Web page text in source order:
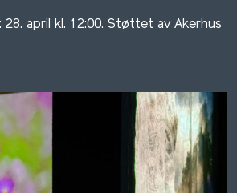
april kl. 12:00. Støttet av Akerhus